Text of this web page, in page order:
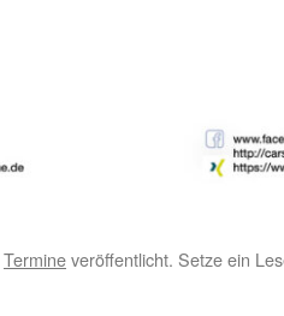
Termineveröffentlicht. Setze ein